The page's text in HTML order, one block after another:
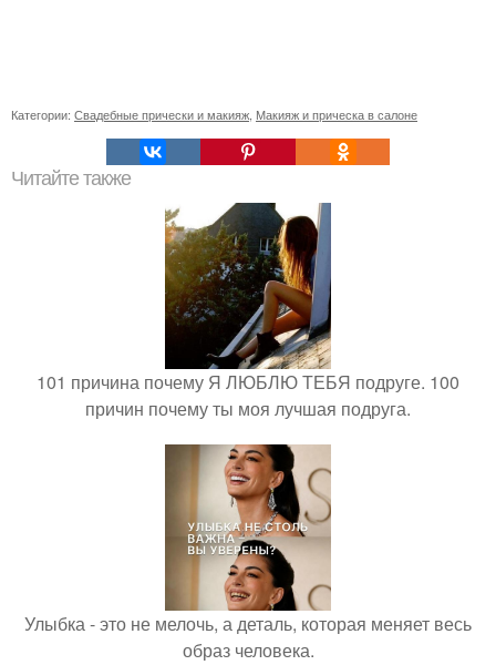
Категории: Свадебные прически и макияж Макияж и прическа в салоне
Читайте также
101 причина почему Я ЛЮБЛЮ ТЕБЯ подруге. 100
причин почему ты моя лучшая подруга.
Улыбка - это не мелочь, а деталь, которая меняет весь
образ человека.